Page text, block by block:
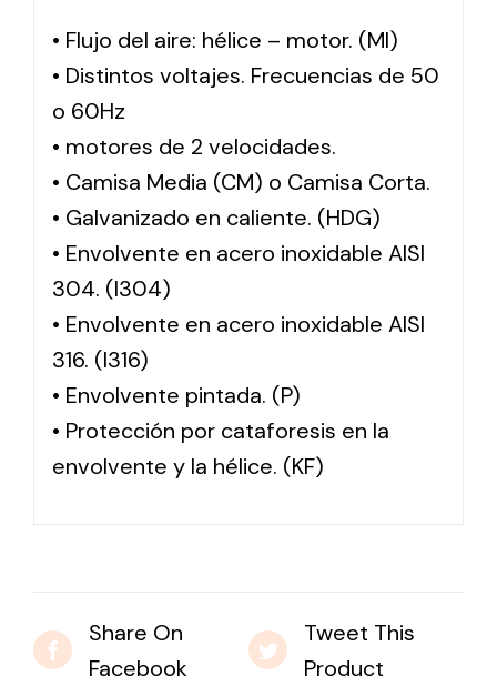
• Flujo del aire: hélice – motor. (MI)
• Distintos voltajes. Frecuencias de 50
o 60Hz
• motores de 2 velocidades.
• Camisa Media (CM) o Camisa Corta.
• Galvanizado en caliente. (HDG)
• Envolvente en acero inoxidable AISI
304. (I304)
• Envolvente en acero inoxidable AISI
316. (I316)
• Envolvente pintada. (P)
• Protección por cataforesis en la
envolvente y la hélice. (KF)
Share On
Facebook
Tweet This
Product